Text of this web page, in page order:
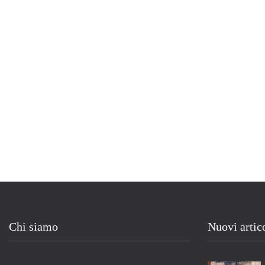
Chi siamo Nuovi